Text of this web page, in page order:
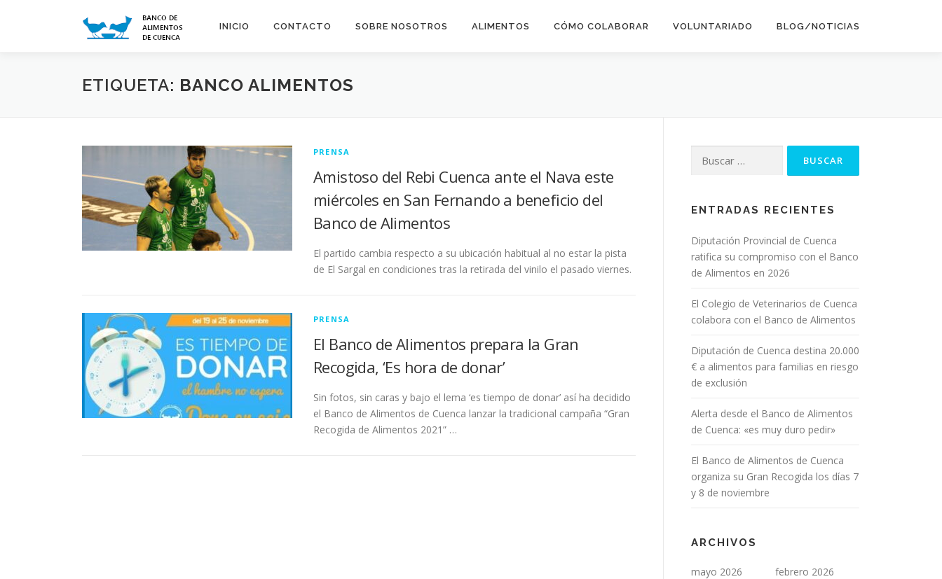
INICIO CONTACTO SOBRE NOSOTROS ALIMENTOS CÓMO COLABORAR VOLUNTARIADO BLOG/NOTICIAS
ETIQUETA: BANCO ALIMENTOS
PRENSA
Amistoso del Rebi Cuenca ante el Nava este
miércoles en San Fernando a beneficio del
Banco de Alimentos
El partido cambia respecto a su ubicación habitual al no estar la pista
de El Sargal en condiciones tras la retirada del vinilo el pasado viernes.
PRENSA
El Banco de Alimentos prepara la Gran
Recogida, ‘Es hora de donar’
Sin fotos, sin caras y bajo el lema ‘es tiempo de donar’ así ha decidido
el Banco de Alimentos de Cuenca lanzar la tradicional campaña “Gran
Recogida de Alimentos 2021” …
ENTRADAS RECIENTES
Diputación Provincial de Cuenca
ratifica su compromiso con el Banco
de Alimentos en 2026
El Colegio de Veterinarios de Cuenca
colabora con el Banco de Alimentos
Diputación de Cuenca destina 20.000
€ a alimentos para familias en riesgo
de exclusión
Alerta desde el Banco de Alimentos
de Cuenca: «es muy duro pedir»
El Banco de Alimentos de Cuenca
organiza su Gran Recogida los días 7
y 8 de noviembre
ARCHIVOS
mayo 2026
febrero 2026